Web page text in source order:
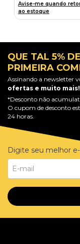
Avise-me quando
ao estoque
QUE TAL 5%
PRIMEIRA
Assinando a newsletter
ofertas e muito mais!
*Desconto não
O cupom de desconto
24 horas.
Digite seu melhor